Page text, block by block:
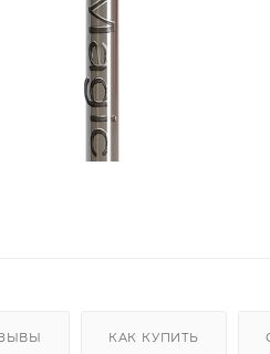
КАК КУПИТЬ